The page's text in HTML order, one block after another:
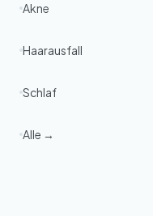
Akne
Haarausfall
Schlaf
Alle →